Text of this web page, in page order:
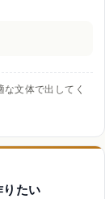
文体で出してく
たい